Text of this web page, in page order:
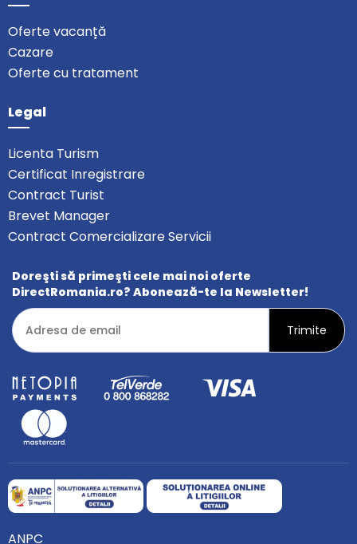
Oferte vacanță
Cazare
Oferte cu tratament
Legal
Licenta Turism
Certificat Inregistrare
Contract Turist
Brevet Manager
Contract Comercializare Servicii
Doreşti să primeşti cele mai noi oferte
DirectRomania.ro? Abonează-te la Newsletter!
ANPC